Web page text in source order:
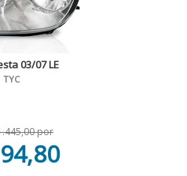
03/07 LE
TYC
por